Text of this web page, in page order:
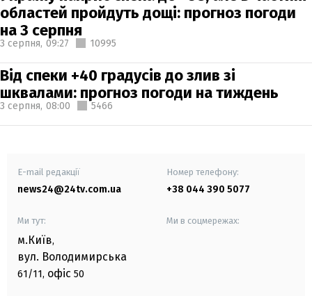
областей пройдуть дощі: прогноз погоди
на 3 серпня
3 серпня, 09:27 10995
Від спеки +40 градусів до злив зі
шквалами: прогноз погоди на тиждень
3 серпня, 08:00 5466
E-mail редакції
news24@24tv.com.ua
Номер телефону:
+38 044 390 5077
Ми тут:
м.Київ,
вул. Володимирська
61/11, офіс 50
Ми в соцмережах: